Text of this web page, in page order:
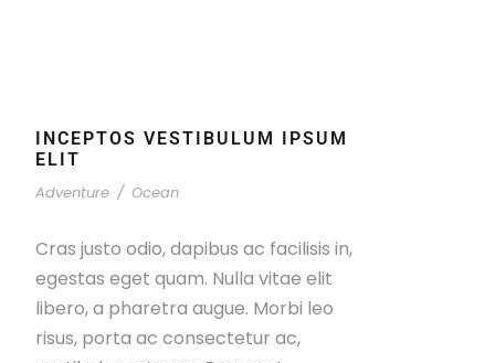
INCEPTOS VESTIBULUM IPSUM
ELIT
Adventure / Ocean
Cras justo odio, dapibus ac facilisis in,
egestas eget quam. Nulla vitae elit
libero, a pharetra augue. Morbi leo
risus, porta ac consectetur ac,